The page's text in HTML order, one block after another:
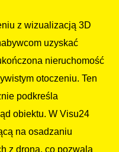
z wizualizacją 3D
uzyskać
nieruchomość
otoczeniu. Ten
podkreśla
obiektu. W Visu24
na osadzaniu
z drona, co pozwala